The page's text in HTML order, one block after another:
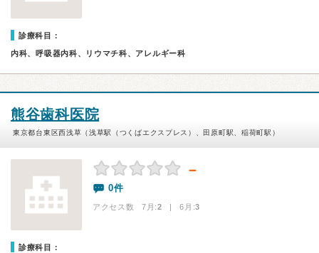
診療科目：
内科、呼吸器内科、リウマチ科、アレルギー科
熊谷歯科医院
東京都台東区西浅草（浅草駅（つくばエクスプレス）、田原町駅、稲荷町駅）
－
0件
アクセス数 7月:2 | 6月:3
診療科目：